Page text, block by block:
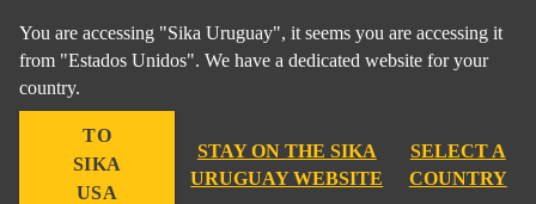
You are accessing "Sika Uruguay", it seems you are accessing it
from "Estados Unidos". We have a dedicated website for your
country.
TO
SIKA
USA
STAY ON THE SIKA
URUGUAY WEBSITE
SELECT A
COUNTRY